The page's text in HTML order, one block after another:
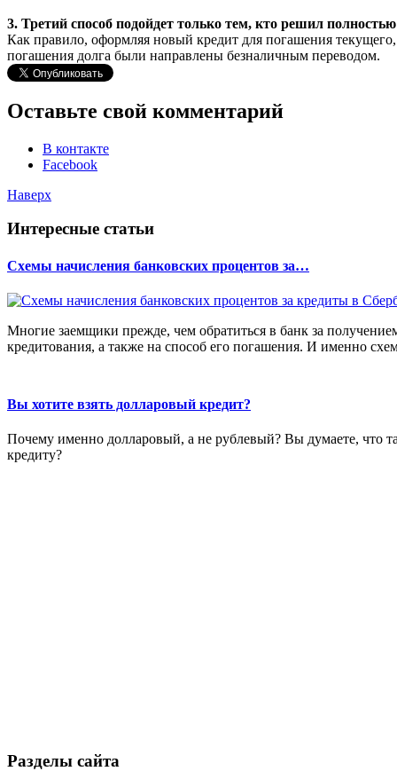
3. Третий способ подойдет только тем, кто решил
Как правило, оформляя новый кредит для погашения
погашения долга были направлены безналичным переводом.
Оставьте свой комментарий
В контакте
Facebook
Наверх
Интересные статьи
Схемы начисления банковских процентов за…
Многие заемщики прежде, чем обратиться в банк за
кредитования, а также на способ его погашения. И именно
Вы хотите взять долларовый кредит?
Почему именно долларовый, а не рублевый? Вы думаете, что
кредиту?
Разделы сайта